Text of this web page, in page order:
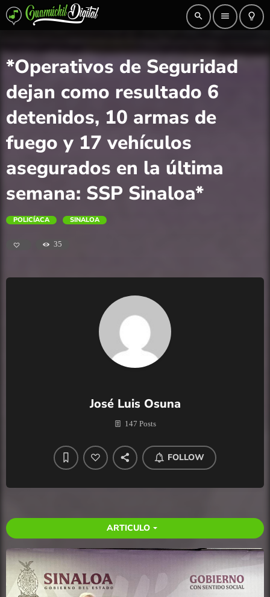
search menu lightbulb_outline
*Operativos de Seguridad
dejan como resultado 6
detenidos, 10 armas de
fuego y 17 vehículos
asegurados en la última
semana: SSP Sinaloa*
POLICÍACA SINALOA
35
José Luis Osuna
147 Posts
FOLLOW
ARTICULO arrow_drop_down